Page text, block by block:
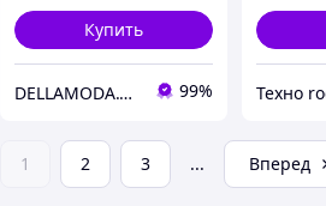
Купить
DELLAMODA.COM.UA 99%
1 2 3 ... Вперед